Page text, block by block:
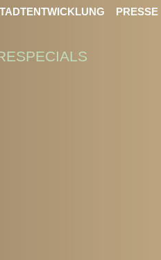
PRESSE
SPECIALS